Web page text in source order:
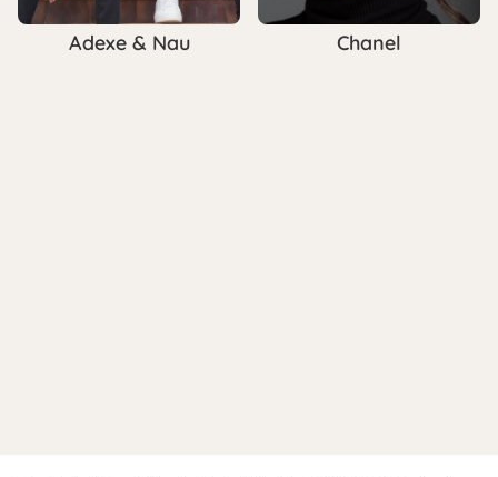
Adexe & Nau Chanel